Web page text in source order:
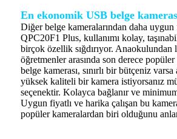
En ekonomik USB belge
Diğer belge kameralarından daha uygun
QPC20F1 Plus, kullanımı kolay,
birçok özellik sığdırıyor. Anaokulundan
öğretmenler arasında son derece
belge kamerası, sınırlı bir bütçeniz
yüksek kaliteli bir kamera istiyorsanız
seçenektir. Kolayca bağlanır ve
Uygun fiyatlı ve harika çalışan bu
popüler kameralardan biri olduğunu